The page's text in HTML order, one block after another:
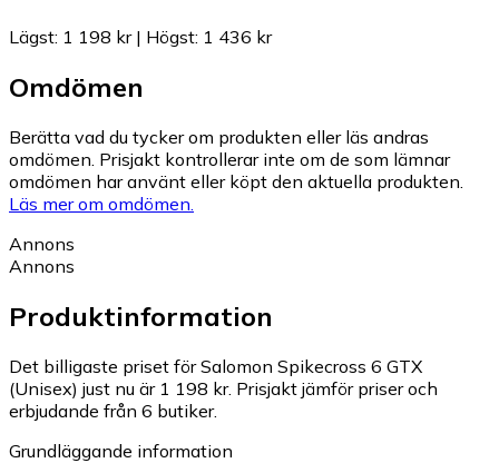
Lägst: 1 198 kr| Högst: 1 436 kr
Omdömen
Berätta vad du tycker om produkten eller läs andras
omdömen. Prisjakt kontrollerar inte om de som lämnar
omdömen har använt eller köpt den aktuella produkten.
Läs mer om omdömen.
Annons
Annons
Produktinformation
Det billigaste priset för Salomon Spikecross 6 GTX
(Unisex) just nu är 1 198 kr. Prisjakt jämför priser och
erbjudande från 6 butiker.
Grundläggande information